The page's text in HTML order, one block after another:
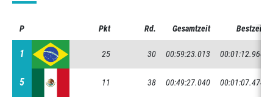
P Pkt Rd. Gesamtzeit Bestzeit
1 25 30 00:59:23.013 00:01:12.960
5 11 38 00:49:27.040 00:01:07.474
P
1
5